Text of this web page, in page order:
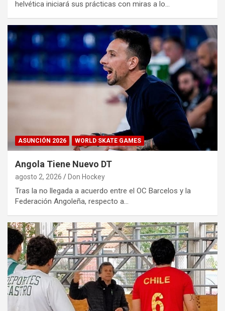
helvética iniciará sus prácticas con miras a lo…
ASUNCIÓN 2026 WORLD SKATE GAMES
Angola Tiene Nuevo DT
agosto 2, 2026 Don Hockey
Tras la no llegada a acuerdo entre el OC Barcelos y la
Federación Angoleña, respecto a…